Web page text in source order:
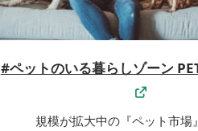
#ペットのいる暮らしゾーン
規模が拡大中の『ペット市場